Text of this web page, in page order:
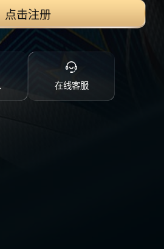
点击注册
在线客服